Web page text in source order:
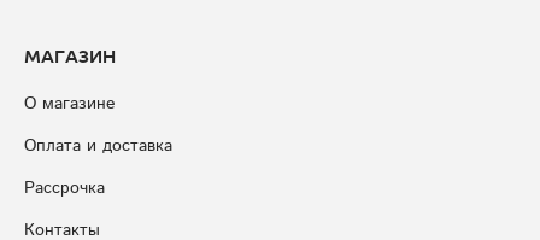
Магазин
О магазине
Оплата и доставка
Рассрочка
Контакты